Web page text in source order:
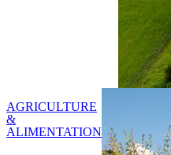
AGRICULTURE
&
ALIMENTATION